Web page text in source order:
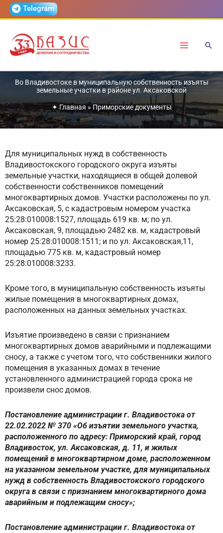
ПерейтиTelegram
Во Владивостоке в муниципальную собственность изъяты
земельные участки в районе ул. Аксаковской
✦ Главная » Приморские документы
Для муниципальных нужд в собственность
Владивостокского городского округа изъяты
земельные участки, находящиеся в общей долевой
собственности собственников помещений
многоквартирных домов. Участки расположены по ул.
Аксаковская, 5, с кадастровым номером участка
25:28:010008:1527, площадь 619 кв. м; по ул.
Аксаковская, 9, площадью 2482 кв. м, кадастровый
номер 25:28:010008:1511; и по ул. Аксаковская,11,
площадью 775 кв. м, кадастровый номер
25:28:010008:3233.
Кроме того, в муниципальную собственность изъяты
жилые помещения в многоквартирных домах,
расположенных на данных земельных участках.
Изъятие произведено в связи с признанием
многоквартирных домов аварийными и подлежащими
сносу, а также с учетом того, что собственники жилого
помещения в указанных домах в течение
установленного администрацией города срока не
произвели снос домов.
Постановление администрации г. Владивостока от
22.02.2022 № 370 «Об изъятии земельного участка,
расположенного по адресу: Приморский край, город
Владивосток, ул. Аксаковская, д. 11, и жилых
помещений в многоквартирном доме, расположенном
на указанном земельном участке, для муниципальных
нужд в собственность Владивостокского городского
округа в связи с признанием многоквартирного дома
аварийным и подлежащим сносу»;
Постановление администрации г. Владивостока от